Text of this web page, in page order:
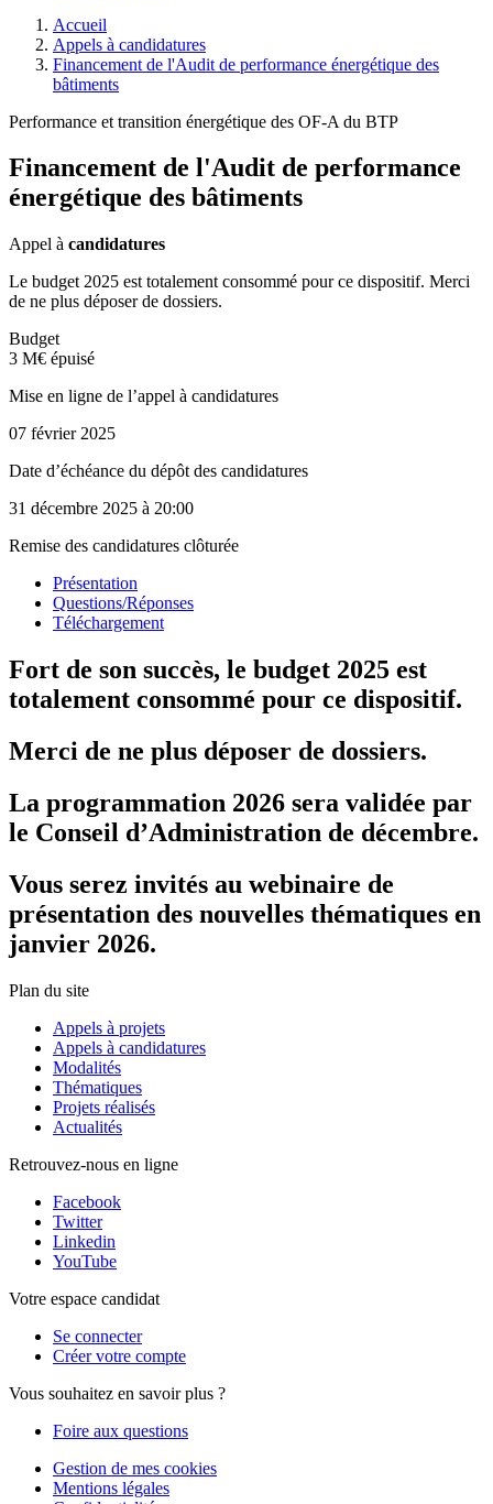
Accueil
Appels à candidatures
Financement de l'Audit de performance énergétique des
bâtiments
Performance et transition énergétique des OF-A du BTP
Financement de l'Audit de performance
énergétique des bâtiments
Appel à candidatures
Le budget 2025 est totalement consommé pour ce dispositif. Merci
de ne plus déposer de dossiers.
Budget
3 M€ épuisé
Mise en ligne de l’appel à candidatures
07 février 2025
Date d’échéance du dépôt des candidatures
31 décembre 2025 à 20:00
Remise des candidatures clôturée
Présentation
Questions/Réponses
Téléchargement
Fort de son succès, le budget 2025 est
totalement consommé pour ce dispositif.
Merci de ne plus déposer de dossiers.
La programmation 2026 sera validée par
le Conseil d’Administration de décembre.
Vous serez invités au webinaire de
présentation des nouvelles thématiques en
janvier 2026.
Plan du site
Appels à projets
Appels à candidatures
Modalités
Thématiques
Projets réalisés
Actualités
Retrouvez-nous en ligne
Facebook
Twitter
Linkedin
YouTube
Votre espace candidat
Se connecter
Créer votre compte
Vous souhaitez en savoir plus ?
Foire aux questions
Gestion de mes cookies
Mentions légales